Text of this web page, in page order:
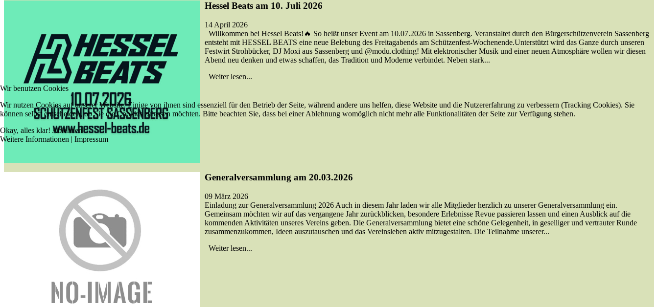
Hessel Beats am 10. Juli 2026
14 April 2026
Willkommen bei Hessel Beats!🔥 So heißt unser Event am 10.07.2026 in Sassenberg. Veranstaltet durch den Bürgerschützenverein Sassenberg
entsteht mit HESSEL BEATS eine neue Belebung des Freitagabends am Schützenfest-Wochenende.Unterstützt wird das Ganze durch unseren
Festwirt Strohbücker, DJ Moxi aus Sassenberg und @modu.clothing! Mit elektronischer Musik und einer neuen Atmosphäre wollen wir diesen
Abend neu denken und etwas schaffen, das Tradition und Moderne verbindet. Neben stark...
Weiter lesen...
Generalversammlung am 20.03.2026
09 März 2026
Einladung zur Generalversammlung 2026 Auch in diesem Jahr laden wir alle Mitglieder herzlich zu unserer Generalversammlung ein.
Gemeinsam möchten wir auf das vergangene Jahr zurückblicken, besondere Erlebnisse Revue passieren lassen und einen Ausblick auf die
kommenden Aktivitäten unseres Vereins geben. Die Generalversammlung bietet eine schöne Gelegenheit, in geselliger und vertrauter Runde
zusammenzukommen, Ideen auszutauschen und das Vereinsleben aktiv mitzugestalten. Die Teilnahme unserer...
Weiter lesen...
Wir benutzen Cookies
Wir nutzen Cookies auf unserer Website. Einige von ihnen sind essenziell für den Betrieb der Seite, während andere uns helfen, diese Website und die Nutzererfahrung zu verbessern (Tracking Cookies). Sie
können selbst entscheiden, ob Sie die Cookies zulassen möchten. Bitte beachten Sie, dass bei einer Ablehnung womöglich nicht mehr alle Funktionalitäten der Seite zur Verfügung stehen.
Okay, alles klar! Ablehnen
Weitere Informationen | Impressum